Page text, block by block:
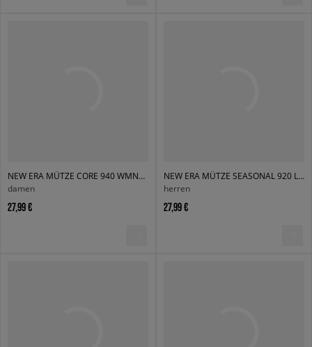
NEW ERA MÜTZE CORE 940 WMNS AS ROMA ASROMA
damen
27,99 €
NEW ERA MÜTZE SEASONAL 920 LIVERPOOL LIVERPOOL FC
herren
27,99 €